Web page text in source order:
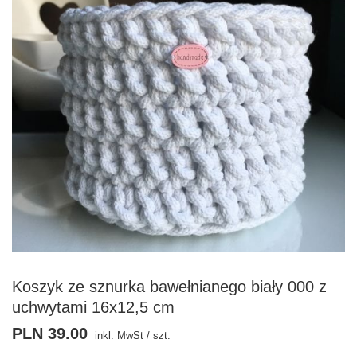
Koszyk ze sznurka bawełnianego biały 000 z
uchwytami 16x12,5 cm
PLN 39.00 inkl. MwSt / szt.